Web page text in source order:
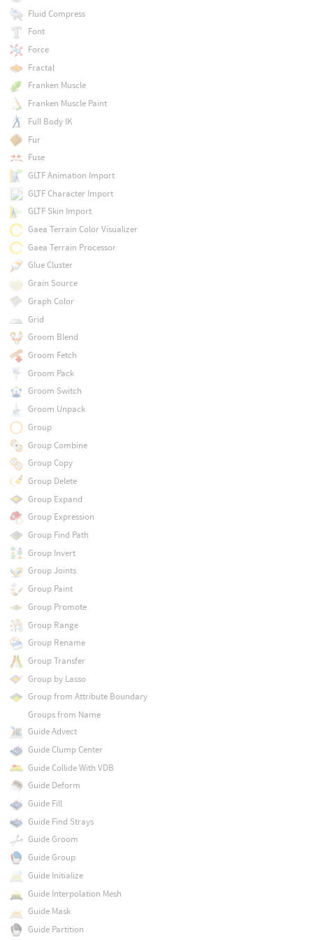
Fluid Compress
Font
Force
Fractal
Franken Muscle
Franken Muscle Paint
Full Body IK
Fur
Fuse
GLTF Animation Import
GLTF Character Import
GLTF Skin Import
Gaea Terrain Color Visualizer
Gaea Terrain Processor
Glue Cluster
Grain Source
Graph Color
Grid
Groom Blend
Groom Fetch
Groom Pack
Groom Switch
Groom Unpack
Group
Group Combine
Group Copy
Group Delete
Group Expand
Group Expression
Group Find Path
Group Invert
Group Joints
Group Paint
Group Promote
Group Range
Group Rename
Group Transfer
Group by Lasso
Group from Attribute Boundary
Groups from Name
Guide Advect
Guide Clump Center
Guide Collide With VDB
Guide Deform
Guide Fill
Guide Find Strays
Guide Groom
Guide Group
Guide Initialize
Guide Interpolation Mesh
Guide Mask
Guide Partition